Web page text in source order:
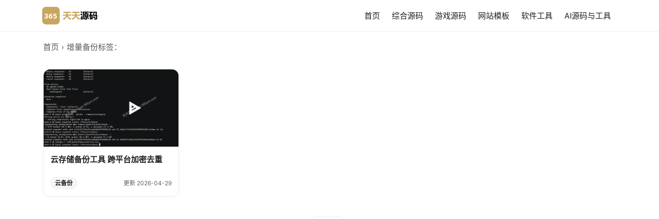
首页 综合源码 游戏源码 网站模板 软件工具 AI源码与工具
首页 › 增量备份标签：
云存储备份工具 跨平台加密去重
云备份 更新 2026-04-29